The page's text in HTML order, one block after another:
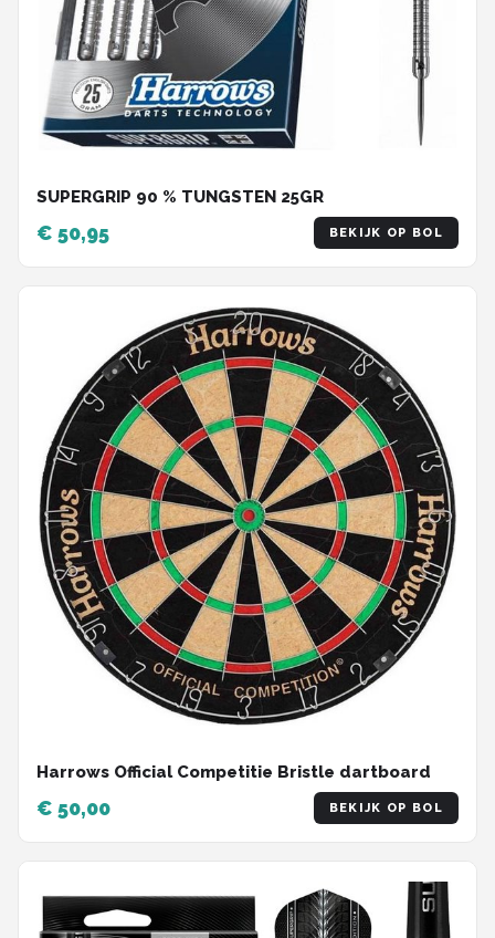
SUPERGRIP 90 % TUNGSTEN 25GR
€ 50,95 BEKIJK OP BOL
Harrows Official Competitie Bristle dartboard
€ 50,00 BEKIJK OP BOL